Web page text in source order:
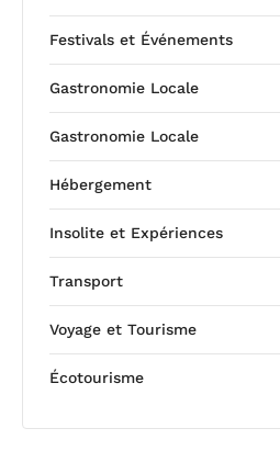
Festivals et Événements
Gastronomie Locale
Gastronomie Locale
Hébergement
Insolite et Expériences
Transport
Voyage et Tourisme
Écotourisme